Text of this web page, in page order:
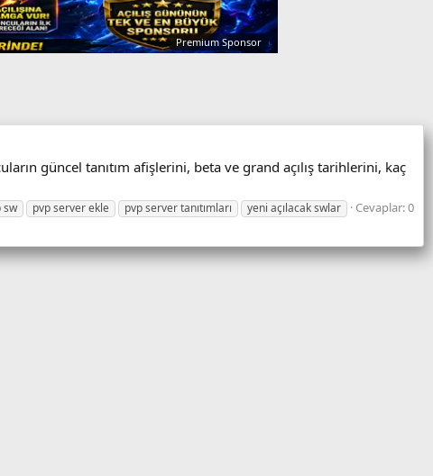
Premium Sponsor
güncel tanıtım afişlerini, beta ve grand açılış tarihlerini, kaç
sw pvp server ekle pvp server tanıtımları yeni açılacak swlar
Cevaplar: 0